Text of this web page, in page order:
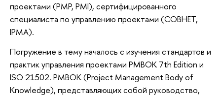
проектами (РМР, PMI), сертифицированного
специалиста по управлению проектами (СОВНЕТ,
IPMA).
Погружение в тему началось с изучения стандартов и
практик управления проектами PMBOK 7th Edition и
ISO 21502. PMBOK (Project Management Body of
Knowledge), представляющих собой руководство,